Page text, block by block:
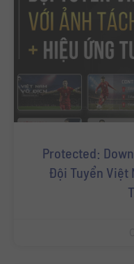
Protected:
Đội Tuyển Việt